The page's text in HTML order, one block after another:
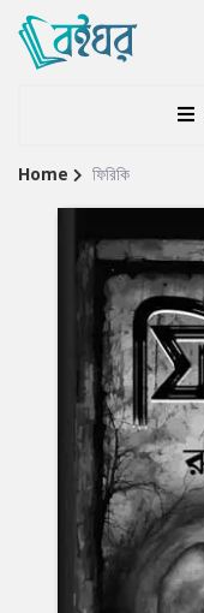
Site
Breadcrumb
Home ফিরিকি